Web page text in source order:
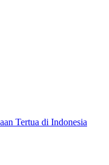
Tertua di Indonesia